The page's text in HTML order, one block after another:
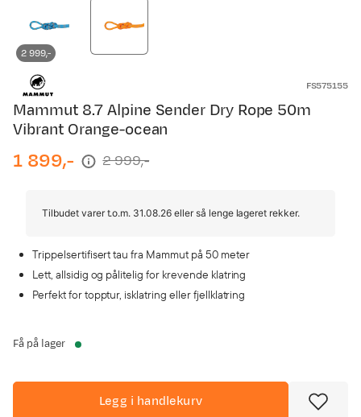
2 999,-
FS575155
Mammut 8.7 Alpine Sender Dry Rope 50m
Vibrant Orange-ocean
discounted
1 899,-
original 2 999,-
Tilbudet varer t.o.m. 31.08.26 eller så lenge lageret rekker.
Trippelsertifisert tau fra Mammut på 50 meter
Lett, allsidig og pålitelig for krevende klatring
Perfekt for topptur, isklatring eller fjellklatring
Få på lager
Legg i handlekurv